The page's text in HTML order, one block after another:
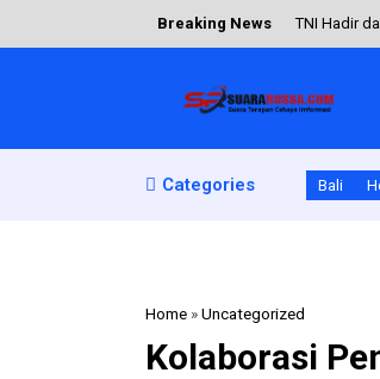
Breaking News TNI Hadir
Bunda Rai
Categories Bali
Home »Uncategorized
Kolaborasi